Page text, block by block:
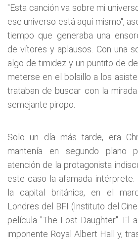
"Esta canción va sobre mi
ese universo está aquí mismo",
tiempo que generaba una
de vítores y aplausos. Con una
algo de timidez y un puntito de
meterse en el bolsillo a los
trataban de buscar con la
semejante piropo.
Solo un día más tarde, era
mantenía en segundo plano
atención de la protagonista
este caso la afamada intérprete.
la capital británica, en el
Londres del BFI (Instituto del
película "The Lost Daughter". El
imponente Royal Albert Hall y,